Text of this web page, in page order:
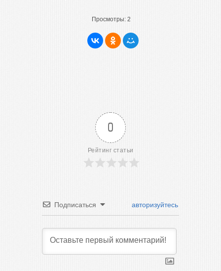
Просмотры: 2
0
Рейтинг статьи
Подписаться авторизуйтесь